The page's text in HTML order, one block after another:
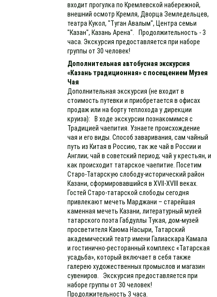
входит прогулка по Кремлевской набережной,
внешний осмотр Кремля, Дворца Земледельцев,
театра Кукол, "Туган Авалым", Центра семьи
"Казан", Казань Арена". Продолжительность - 3
часа. Экскурсия предоставляется при наборе
группы от 30 человек!
Дополнительная автобусная экскурсия
«Казань традиционная» с посещением Музея
Чая
Дополнительная экскурсия (не входит в
стоимость путевки и приобретается в офисах
продаж или на борту теплохода у дирекции
круиза): В ходе экскурсии познакомимся с
Традицией чаепития. Узнаете происхождение
чая и его виды. Способ заваривания, сам чайный
путь из Китая в Россию, так же чай в России и
Англии; чай в советский период; чай у крестьян, и
как происходит татарское чаепитие. Посетим
Старо-Татарскую слободу-исторический район
Казани, сформировавшийся в XVII-XVIII веках.
Гостей Старо-татарской слободы сегодня
привлекают мечеть Марджани – старейшая
каменная мечеть Казани, литературный музей
татарского поэта Габдуллы Тукая, дом-музей
просветителя Каюма Насыри, Татарский
академический театр имени Галиаскара Камала
и гостинично-ресторанный комплекс «Татарская
усадьба», который включает в себя также
галерею художественных промыслов и магазин
сувениров. Экскурсия предоставляется при
наборе группы от 30 человек!
Продолжительность 3 часа.